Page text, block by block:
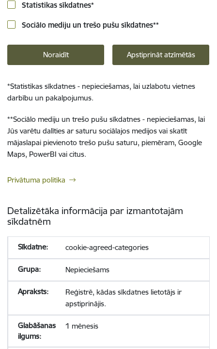
Statistikas sīkdatnes*
Sociālo mediju un trešo pušu sīkdatnes**
Noraidīt Apstiprināt atzīmētās
*Statistikas sīkdatnes - nepieciešamas, lai uzlabotu vietnes
darbību un pakalpojumus.
**Sociālo mediju un trešo pušu sīkdatnes - nepieciešamas, lai
Jūs varētu dalīties ar saturu sociālajos medijos vai skatīt
mājaslapai pievienoto trešo pušu saturu, piemēram, Google
Maps, PowerBI vai citus.
Privātuma politika
Detalizētāka informācija par izmantotajām
sīkdatnēm
cookie-agreed-categories
Nepieciešams
Reģistrē, kādas sīkdatnes lietotājs ir
apstiprinājis.
1 mēnesis